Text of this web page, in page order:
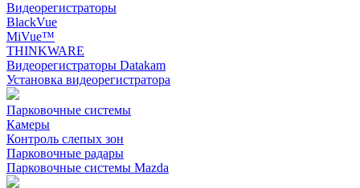
Видеорегистраторы
BlackVue
MiVue™
THINKWARE
Видеорегистраторы Datakam
Установка видеорегистратора
Парковочные системы
Камеры
Контроль слепых зон
Парковочные радары
Парковочные системы Mazda